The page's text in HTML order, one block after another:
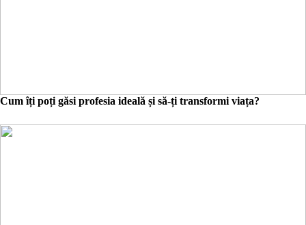
Cum îți poți găsi profesia ideală și să-ți transformi viața?